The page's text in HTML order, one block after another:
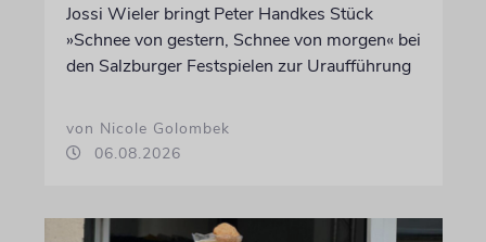
Jossi Wieler bringt Peter Handkes Stück
»Schnee von gestern, Schnee von morgen« bei
den Salzburger Festspielen zur Uraufführung
von Nicole Golombek
06.08.2026